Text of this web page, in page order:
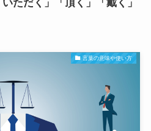
ただく」「頂く」「戴く」
言葉の意味や使い方